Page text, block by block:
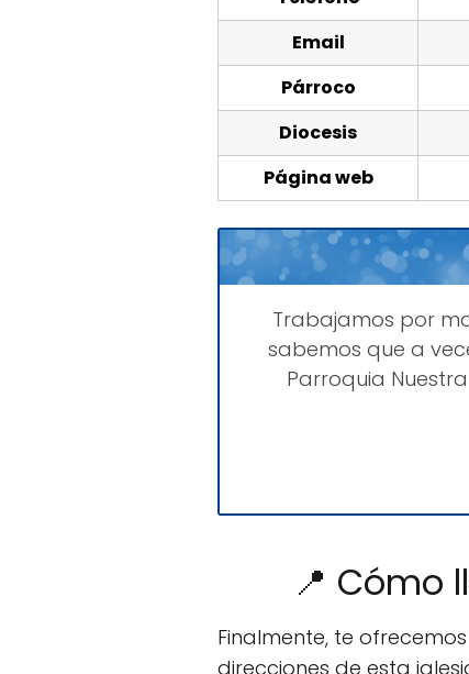
Email
Párroco
Diocesis
Página web
Trabajamos por
sabemos que a
Parroquia
📍 Cómo
Finalmente, te
direcciones de esta